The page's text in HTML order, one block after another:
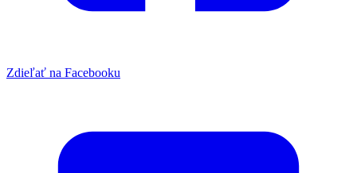
Zdieľať na Facebooku